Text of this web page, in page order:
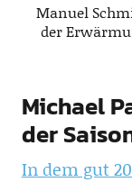
Manuel
der
Michael
der
In dem gut